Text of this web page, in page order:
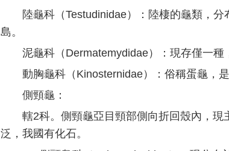
陸龜科（Testudinidae）：陸棲的龜類，
島。
泥龜科（Dermatemydidae）：現存僅一種
動胸龜科（Kinosternidae）：俗稱蛋龜，
側頸龜：
轄2科。側頸龜亞目頸部側向折回殼內，
泛，我國有化石。